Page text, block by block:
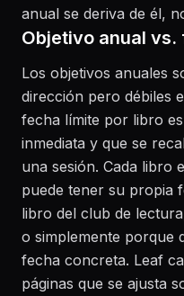
anual se deriva de él,
Objetivo anual
Los objetivos anuales
dirección pero débiles
fecha límite por libro
inmediata y que se
una sesión. Cada libro
puede tener su propia
libro del club de
o simplemente porque
fecha concreta. Leaf
páginas que se ajusta